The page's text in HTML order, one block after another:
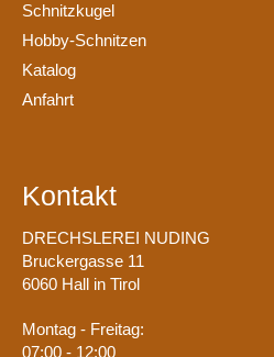
Schnitzkugel
Hobby-Schnitzen
Katalog
Anfahrt
Kontakt
DRECHSLEREI NUDING
Bruckergasse 11
6060 Hall in Tirol
Montag - Freitag:
07:00 - 12:00